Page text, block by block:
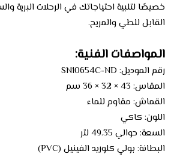
خصيصًا لتلبية احتياجاتك في الرحلات البرية
القابل للطي والمريح.
المواصفات الفنية:
رقم الموديل: SN10654C-ND
المقاس: 43 × 32 × 36 سم
القماش: مقاوم للماء
اللون: كاكي
السعة: حوالي 49.35 لتر
البطانة: بولي كلوريد الفينيل (PVC)